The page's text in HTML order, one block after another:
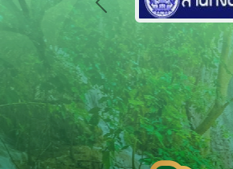
Previous